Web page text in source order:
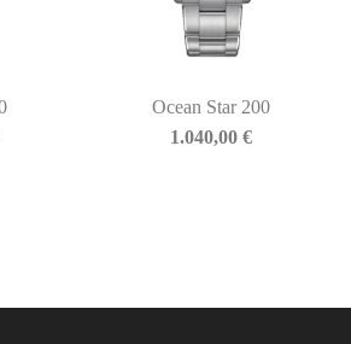
Ocean Star 200
1.040,00€